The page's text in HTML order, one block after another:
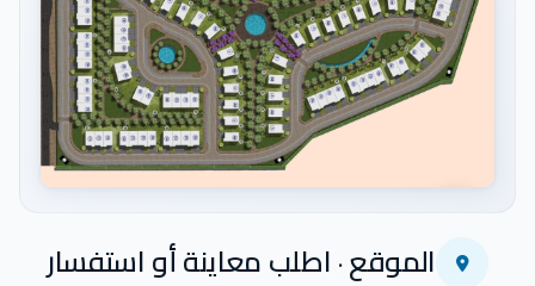
اضغط للتكبيرالموقع · اطلب معاينة أو استفسار